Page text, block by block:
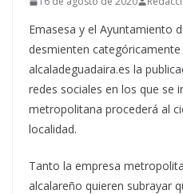
Emasesa y el Ayuntamiento
desmienten
alcaladeguadaira.es la
redes sociales en los que se
metropolitana procederá al
localidad.
Tanto la empresa
alcalareño quieren subrayar